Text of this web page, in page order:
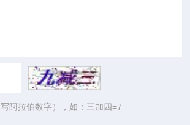
阿拉伯数字），如：三加四=7